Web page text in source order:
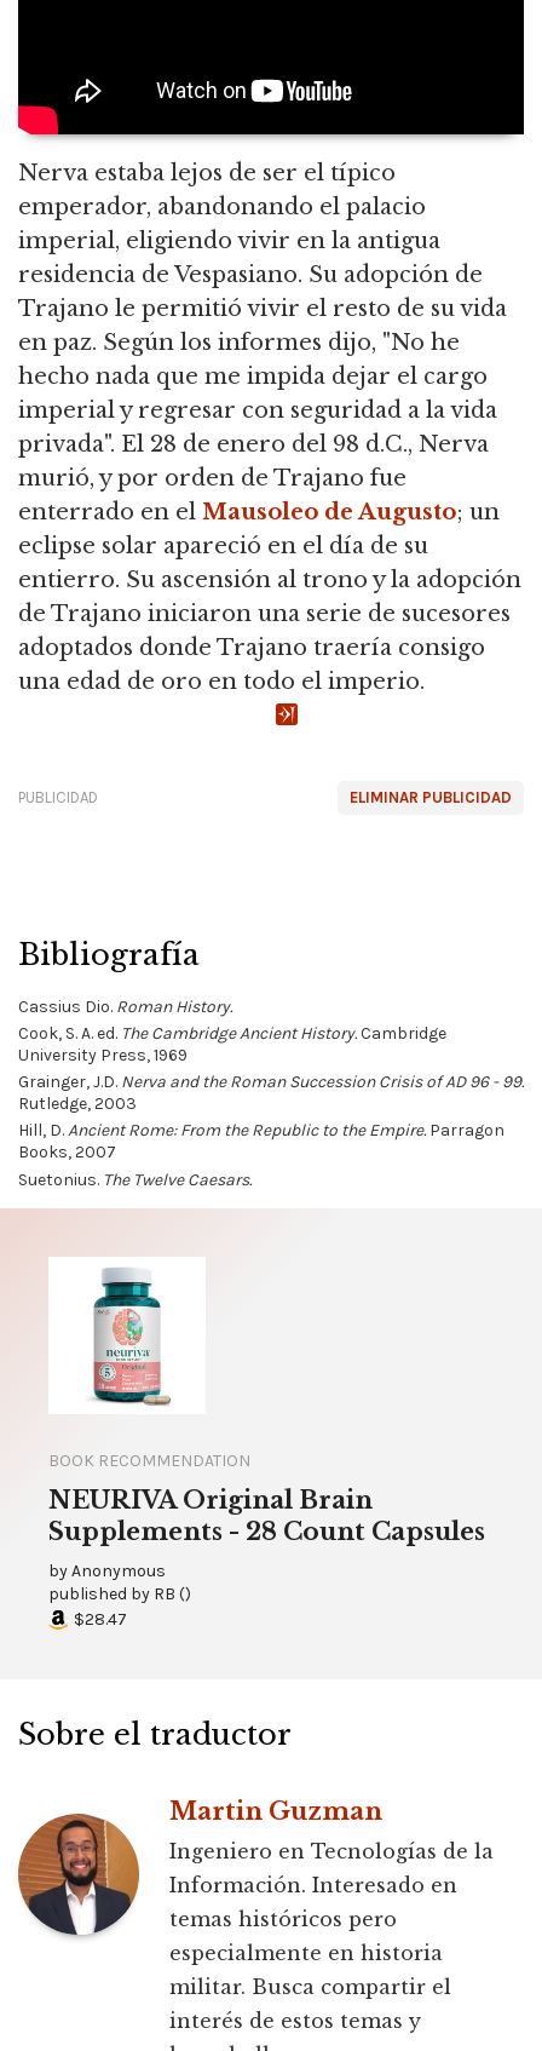
Nerva estaba lejos de ser el típico
emperador, abandonando el palacio
imperial, eligiendo vivir en la antigua
residencia de Vespasiano. Su adopción de
Trajano le permitió vivir el resto de su vida
en paz. Según los informes dijo, "No he
hecho nada que me impida dejar el cargo
imperial y regresar con seguridad a la vida
privada". El 28 de enero del 98 d.C., Nerva
murió, y por orden de Trajano fue
enterrado en el Mausoleo de Augusto; un
eclipse solar apareció en el día de su
entierro. Su ascensión al trono y la adopción
de Trajano iniciaron una serie de sucesores
adoptados donde Trajano traería consigo
una edad de oro en todo el imperio.
ELIMINAR PUBLICIDAD
PUBLICIDAD
Bibliografía
Cassius Dio. Roman History.
Cook, S. A. ed. The Cambridge Ancient History.Cambridge
University Press, 1969
Grainger, J.D. Nerva and the Roman Succession Crisis of AD 96 - 99.
Rutledge, 2003
Hill, D.Ancient Rome: From the Republic to the Empire.Parragon
Books, 2007
Suetonius. The Twelve Caesars.
BOOK RECOMMENDATION
NEURIVA Original Brain
Supplements - 28 Count Capsules
byAnonymous
published by RB ()
$28.47
Sobre el traductor
Martin Guzman
Ingeniero en Tecnologías de la
Información. Interesado en
temas históricos pero
especialmente en historia
militar. Busca compartir el
interés de estos temas y